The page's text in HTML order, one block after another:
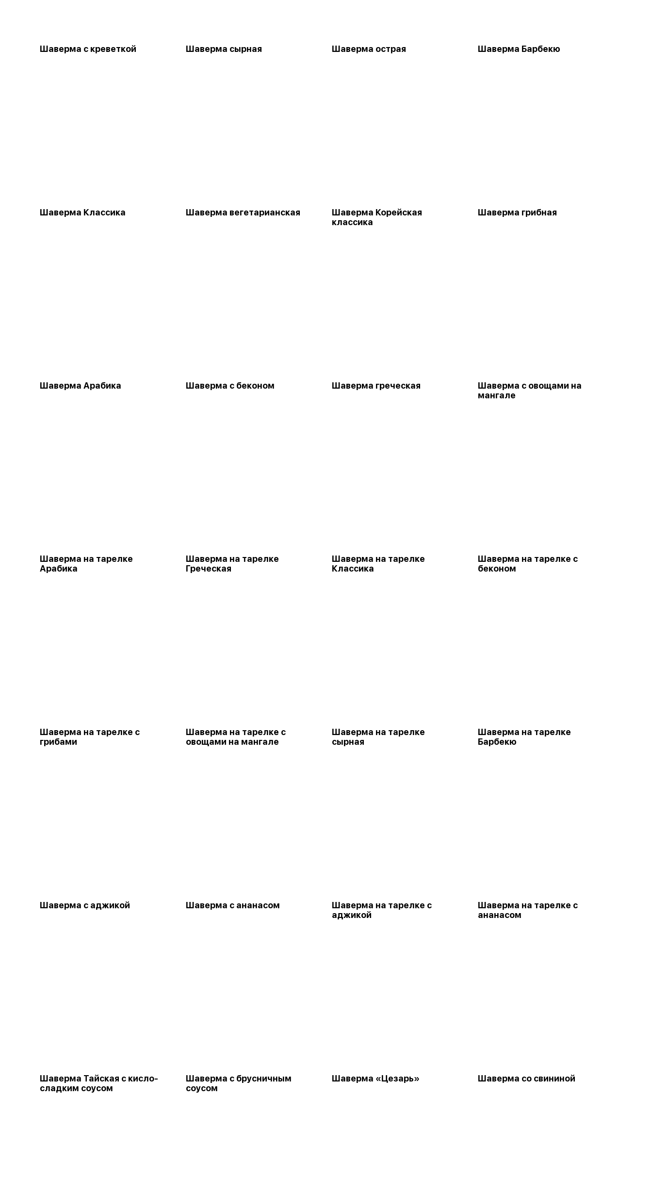
Шаверма с креветкой Шаверма сырная Шаверма острая Шаверма Барбекю
Шаверма Классика Шаверма вегетарианская
Шаверма Корейская
классика
Шаверма грибная
Шаверма Арабика Шаверма с беконом Шаверма греческая
Шаверма с овощами на
мангале
Шаверма на тарелке
Арабика
Шаверма на тарелке
Греческая
Шаверма на тарелке
Классика
Шаверма на тарелке с
беконом
Шаверма на тарелке с
грибами
Шаверма на тарелке с
овощами на мангале
Шаверма на тарелке
сырная
Шаверма на тарелке
Барбекю
Шаверма с аджикой Шаверма с ананасом
Шаверма на тарелке с
аджикой
Шаверма на тарелке с
ананасом
Шаверма Тайская с кисло-
сладким соусом
Шаверма с брусничным
соусом
Шаверма «Цезарь» Шаверма со свининой